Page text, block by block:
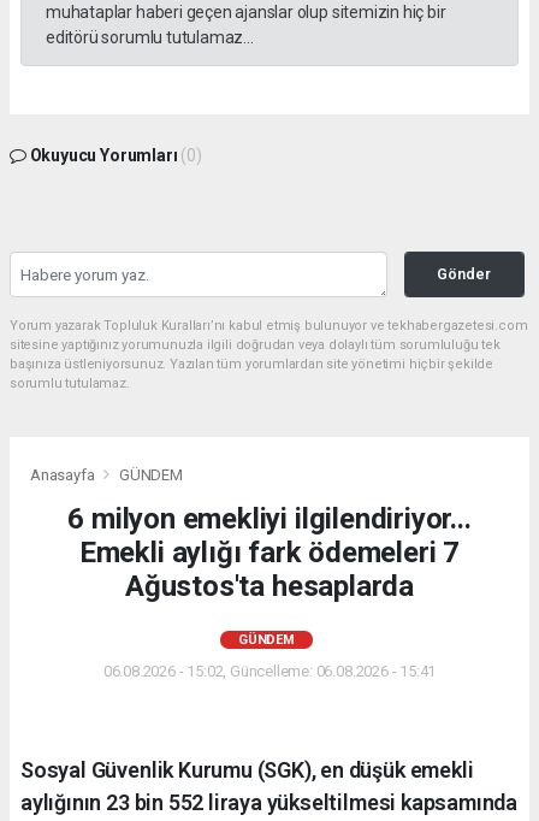
muhataplar haberi geçen ajanslar olup sitemizin hiç bir
editörü sorumlu tutulamaz...
Okuyucu Yorumları (0)
Gönder
Yorum yazarak Topluluk Kuralları’nı kabul etmiş bulunuyor ve tekhabergazetesi.com
sitesine yaptığınız yorumunuzla ilgili doğrudan veya dolaylı tüm sorumluluğu tek
başınıza üstleniyorsunuz. Yazılan tüm yorumlardan site yönetimi hiçbir şekilde
sorumlu tutulamaz.
Anasayfa GÜNDEM
6 milyon emekliyi ilgilendiriyor...
Emekli aylığı fark ödemeleri 7
Ağustos'ta hesaplarda
GÜNDEM
06.08.2026 - 15:02, Güncelleme: 06.08.2026 - 15:41
Sosyal Güvenlik Kurumu (SGK), en düşük emekli
aylığının 23 bin 552 liraya yükseltilmesi kapsamında